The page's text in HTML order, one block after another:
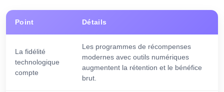
Point Détails
La fidélité
technologique
compte
Les programmes de récompenses
modernes avec outils numériques
augmentent la rétention et le bénéfice
brut.